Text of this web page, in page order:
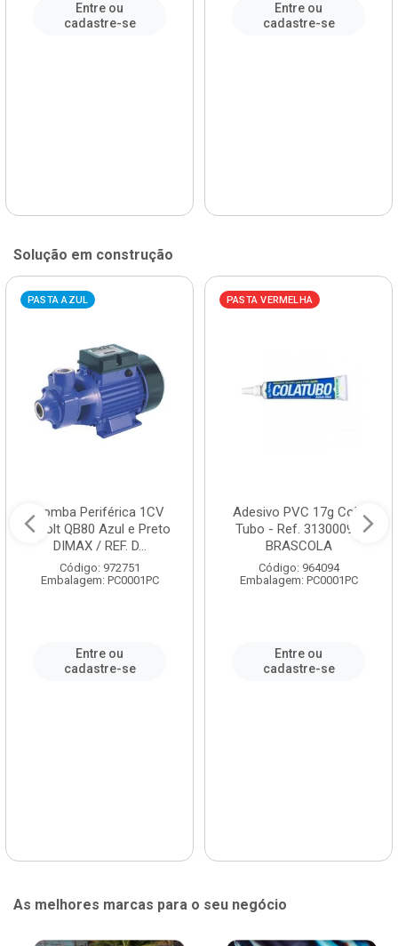
Entre ou
cadastre-se
Entre ou
cadastre-se
Solução em construção
PASTA AZUL
Bomba Periférica 1CV
Bivolt QB80 Azul e Preto
DIMAX / REF. D...
Código: 972751
Embalagem: PC0001PC
Entre ou
cadastre-se
PASTA VERMELHA
Adesivo PVC 17g Cola
Tubo - Ref. 3130009 -
BRASCOLA
Código: 964094
Embalagem: PC0001PC
Entre ou
cadastre-se
As melhores marcas para o seu negócio